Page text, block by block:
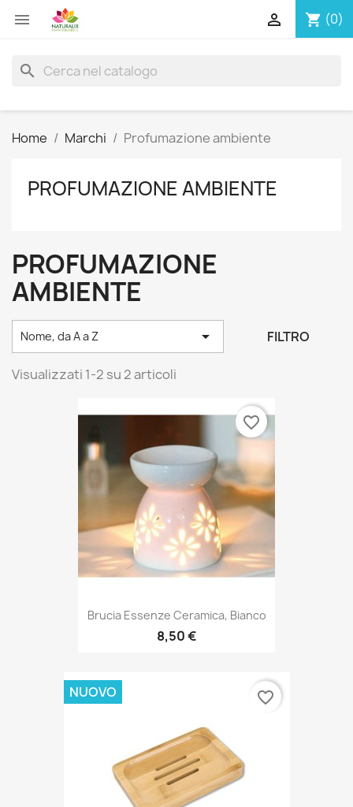
 shopping_cart (0)

search
Home Marchi Profumazione ambiente
PROFUMAZIONE AMBIENTE
PROFUMAZIONE
AMBIENTE
Nome, da A a Z  FILTRO
Visualizzati 1-2 su 2 articoli
Brucia Essenze Ceramica, Bianco
8,50 €
favorite_border
NUOVO favorite_border